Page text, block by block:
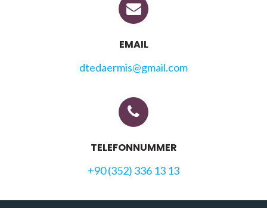
EMAIL
dtedaermis@gmail.com
TELEFONNUMMER
+90 (352) 336 13 13